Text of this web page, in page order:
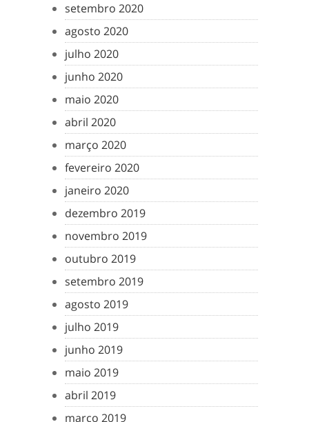
setembro 2020
agosto 2020
julho 2020
junho 2020
maio 2020
abril 2020
março 2020
fevereiro 2020
janeiro 2020
dezembro 2019
novembro 2019
outubro 2019
setembro 2019
agosto 2019
julho 2019
junho 2019
maio 2019
abril 2019
março 2019